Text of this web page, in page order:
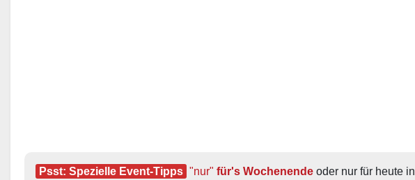
Psst: Spezielle Event-Tipps "nur" für's Wochenende oder nur für heute in